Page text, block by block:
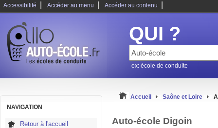
Accessibilité Accéder au menu Accéder au contenu
QUI ?
ex: école de conduite
NAVIGATION
Retour à l'accueil
Accueil Saône et Loire
Auto-école Digoin